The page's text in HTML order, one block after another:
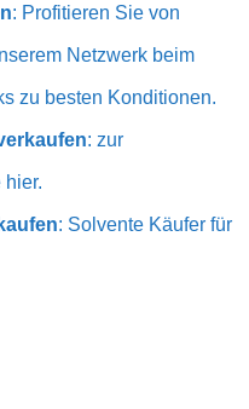
: Profitieren Sie von
Netzwerk beim
zu besten Konditionen.
: zur
hier.
: Solvente Käufer für